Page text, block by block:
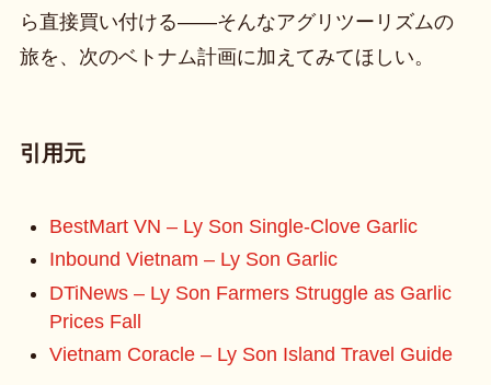
ら直接買い付ける——そんなアグリツーリズムの
旅を、次のベトナム計画に加えてみてほしい。
引用元
BestMart VN – Ly Son Single-Clove Garlic
Inbound Vietnam – Ly Son Garlic
DTiNews – Ly Son Farmers Struggle as Garlic
Prices Fall
Vietnam Coracle – Ly Son Island Travel Guide